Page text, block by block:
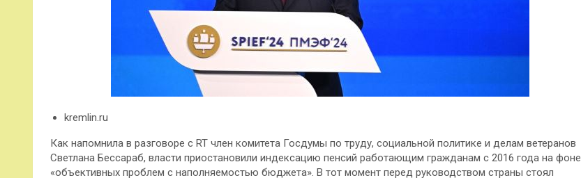
kremlin.ru
Как напомнила в разговоре с RT член комитета Госдумы по труду, социальной политике и делам ветеранов
Светлана Бессараб, власти приостановили индексацию пенсий работающим гражданам с 2016 года на фоне
«объективных проблем с наполняемостью бюджета». В тот момент перед руководством страны стоял